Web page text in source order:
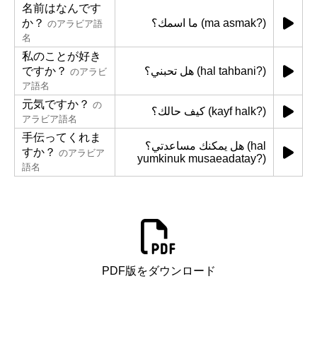
名前はなんです
か？ のアラビア語
名
ما اسمك؟ (ma asmak?)
私のことが好き
ですか？ のアラビ
ア語名
هل تحبني؟ (hal tahbani?)
元気ですか？ の
アラビア語名
كيف حالك؟ (kayf halk?)
手伝ってくれま
すか？ のアラビア
語名
هل يمكنك مساعدتي؟ (hal
yumkinuk musaeadatay?)
PDF版をダウンロード